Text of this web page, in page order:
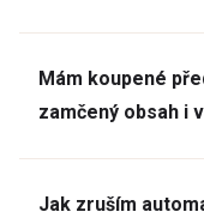
Mám koupené
zamčený obsah i
Jak zruším